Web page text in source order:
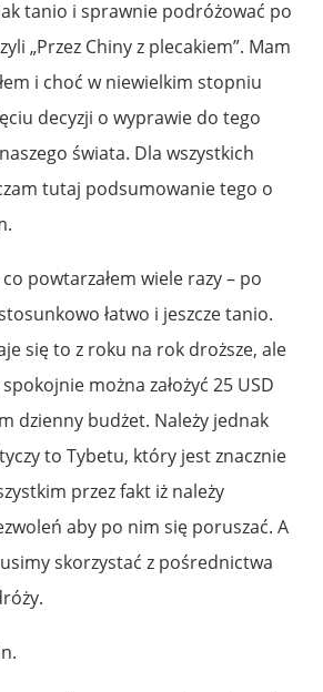
tanio i sprawnie podróżować po
„Przez Chiny z plecakiem”. Mam
i choć w niewielkim stopniu
decyzji o wyprawie do tego
świata. Dla wszystkich
tutaj podsumowanie tego o
powtarzałem wiele razy – po
łatwo i jeszcze tanio.
się to z roku na rok droższe, ale
można założyć 25 USD
dzienny budżet. Należy jednak
to Tybetu, który jest znacznie
przez fakt iż należy
aby po nim się poruszać. A
skorzystać z pośrednictwa